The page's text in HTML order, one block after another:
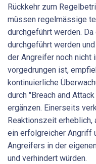
Rückkehr zum
müssen regelmässige
durchgeführt werden.
durchgeführt werden
der Angreifer noch nicht
vorgedrungen ist,
kontinuierliche
durch "Breach and
ergänzen. Einerseits
Reaktionszeit
ein erfolgreicher Angriff
Angreifers in der
und verhindert würden.